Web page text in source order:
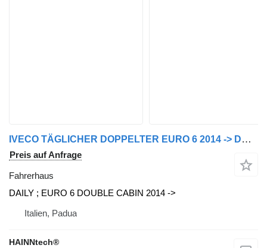
IVECO TÄGLICHER DOPPELTER EURO 6 2014 -> DAILY Fahrerhaus für IVECO Nutzfahrzeug
Preis auf Anfrage
Fahrerhaus
DAILY ; EURO 6 DOUBLE CABIN 2014 ->
Italien, Padua
HAINNtech®